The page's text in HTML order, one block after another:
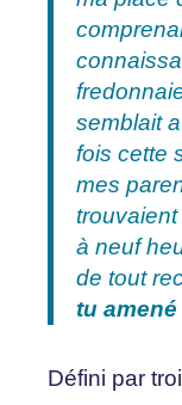
semblait
fois cette
mes
trouvaient
à neuf
de tout
tu
Défini par